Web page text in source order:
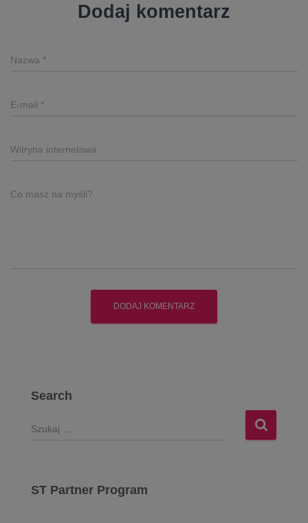
Dodaj komentarz
Nazwa *
E-mail *
Witryna internetowa
Co masz na myśli?
Search
S
a
ST Partner Program